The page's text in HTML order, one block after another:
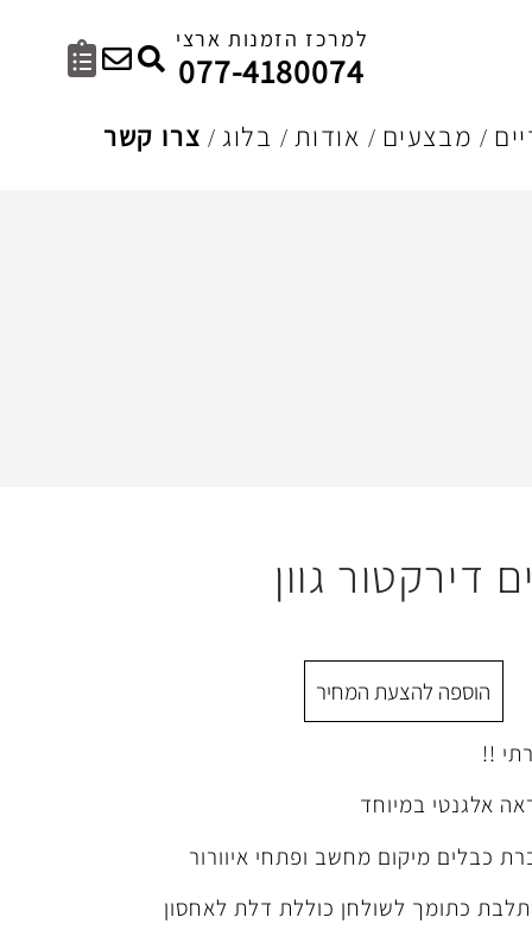
למרכז הזמנות ארצי
077-4180074
מבצעים אודות בלוג צרו קשר
גוון
הוספה להצעת המחיר
!!
אלגנטי במיוחד
כבלים מיקום מחשב ופתחי איוורור
כתומך לשולחן כוללת דלת לאחסון